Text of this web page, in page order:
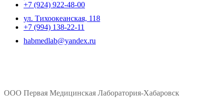
+7 (924) 922-48-00
ул. ​Тихоокеанская, 118
+7 (994) 138-22-11
habmedlab@yandex.ru
ООО Первая Медицинская Лаборатория-Хабаровск